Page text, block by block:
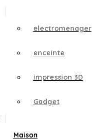
electromenager
enceinte
impression 3D
Gadget
Maison